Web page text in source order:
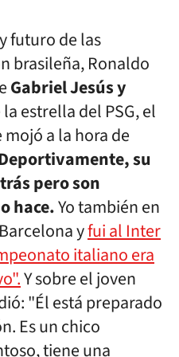
futuro de las
brasileña, Ronaldo
Gabriel Jesús y
estrella del PSG, el
a la hora de
su
pero son
hace.Yo también en
yfui al Inter
italiano era
Y sobre el joven
"Él está preparado
Es un chico
tiene una